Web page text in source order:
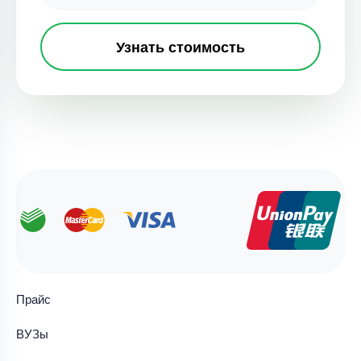
Узнать стоимость
Прайс
ВУЗы